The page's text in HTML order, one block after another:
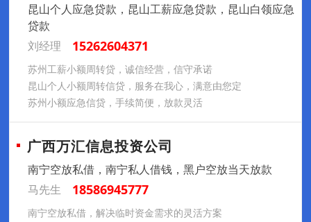
昆山个人应急贷款，昆山工薪应急贷款，昆山白领应急
贷款
刘经理
15262604371
苏州工薪小额周转贷，诚信经营，信守承诺
昆山个人小额周转信贷，服务在我心，满意由您定
苏州小额应急信贷，手续简便，放款灵活
广西万汇信息投资公司
南宁空放私借，南宁私人借钱，黑户空放当天放款
马先生
18586945777
南宁空放私借，解决临时资金需求的灵活方案